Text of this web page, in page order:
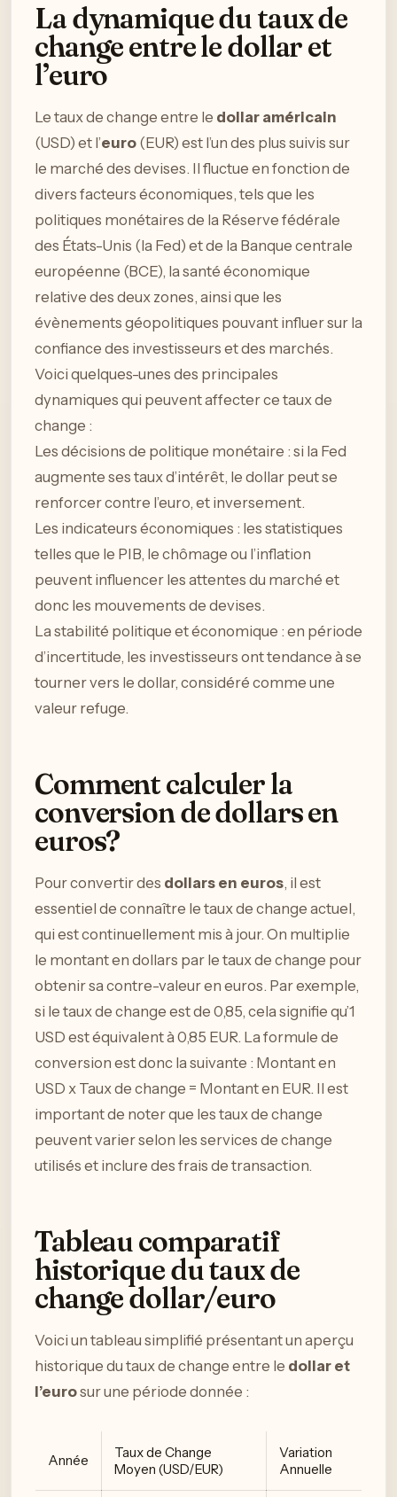
La dynamique du taux de
change entre le dollar et
l’euro
Le taux de change entre le dollar américain
(USD) et l’euro (EUR) est l’un des plus suivis sur
le marché des devises. Il fluctue en fonction de
divers facteurs économiques, tels que les
politiques monétaires de la Réserve fédérale
des États-Unis (la Fed) et de la Banque centrale
européenne (BCE), la santé économique
relative des deux zones, ainsi que les
évènements géopolitiques pouvant influer sur la
confiance des investisseurs et des marchés.
Voici quelques-unes des principales
dynamiques qui peuvent affecter ce taux de
change :
Les décisions de politique monétaire : si la Fed
augmente ses taux d’intérêt, le dollar peut se
renforcer contre l’euro, et inversement.
Les indicateurs économiques : les statistiques
telles que le PIB, le chômage ou l’inflation
peuvent influencer les attentes du marché et
donc les mouvements de devises.
La stabilité politique et économique : en période
d’incertitude, les investisseurs ont tendance à se
tourner vers le dollar, considéré comme une
valeur refuge.
Comment calculer la
conversion de dollars en
euros?
Pour convertir des dollars en euros, il est
essentiel de connaître le taux de change actuel,
qui est continuellement mis à jour. On multiplie
le montant en dollars par le taux de change pour
obtenir sa contre-valeur en euros. Par exemple,
si le taux de change est de 0,85, cela signifie qu’1
USD est équivalent à 0,85 EUR. La formule de
conversion est donc la suivante : Montant en
USD x Taux de change = Montant en EUR. Il est
important de noter que les taux de change
peuvent varier selon les services de change
utilisés et inclure des frais de transaction.
Tableau comparatif
historique du taux de
change dollar/euro
Voici un tableau simplifié présentant un aperçu
historique du taux de change entre le dollar et
l’eurosur une période donnée :
Année
Taux de Change
Moyen (USD/EUR)
Variation
Annuelle